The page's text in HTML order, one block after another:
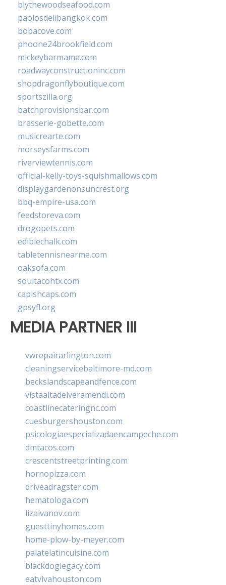
blythewoodseafood.com
paolosdelibangkok.com
bobacove.com
phoone24brookfield.com
mickeybarmama.com
roadwayconstructioninc.com
shopdragonflyboutique.com
sportszilla.org
batchprovisionsbar.com
brasserie-gobette.com
musicrearte.com
morseysfarms.com
riverviewtennis.com
official-kelly-toys-squishmallows.com
displaygardenonsuncrest.org
bbq-empire-usa.com
feedstoreva.com
drogopets.com
ediblechalk.com
tabletennisnearme.com
oaksofa.com
soultacohtx.com
capishcaps.com
gpsyfl.org
MEDIA PARTNER III
vwrepairarlington.com
cleaningservicebaltimore-md.com
beckslandscapeandfence.com
vistaaltadelveramendi.com
coastlinecateringnc.com
cuesburgershouston.com
psicologiaespecializadaencampeche.com
dmtacos.com
crescentstreetprinting.com
hornopizza.com
driveadragster.com
hematologa.com
lizaivanov.com
guesttinyhomes.com
home-plow-by-meyer.com
palatelatincuisine.com
blackdoglegacy.com
eatvivahouston.com